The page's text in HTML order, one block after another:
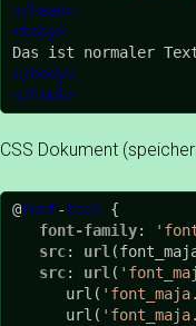
</head>
<body>
Das ist normaler
</body>
</html>
CSS Dokument
@font-face {
font-family:
src: url
src: url(
      url(
      url(